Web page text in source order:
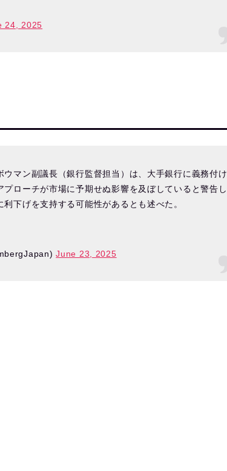
24, 2025
マン副議長（銀行監督担当）は、大手銀行に義務付け
ローチが市場に予期せぬ影響を及ぼしていると警告し
下げを支持する可能性があるとも述べた。
June 23, 2025